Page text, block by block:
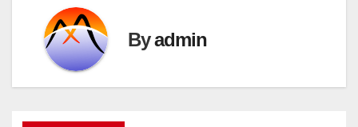
Byadmin